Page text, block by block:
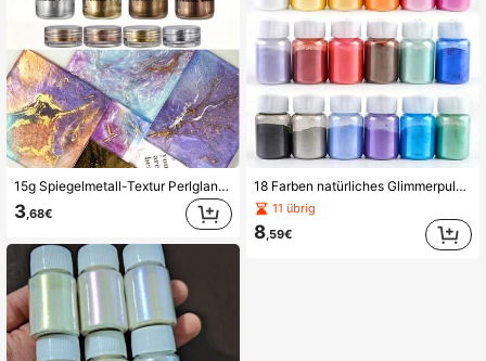
15g Spiegelmetall-Textur Perlglanz Epoxidharz Farbstoff Marmor Metallfarbe Pigment Harz Farbstoff Schmuckherstellung Harzeinspritzform
3 ,68€
18 Farben natürliches Glimmerpulver, geeignet zum Herstellen von leuchtenden Epoxidharz- und Schmuckstücken - hervorragend zum Gießen und Färben von Harz
11 übrig
8 ,59€